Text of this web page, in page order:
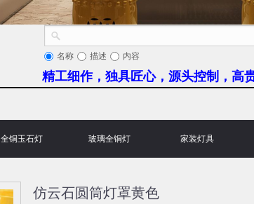
名称 描述 内容
精工细作，独具匠心，源头控制，高
全铜玉石灯 玻璃全铜灯 家装灯具
仿云石圆筒灯罩黄色